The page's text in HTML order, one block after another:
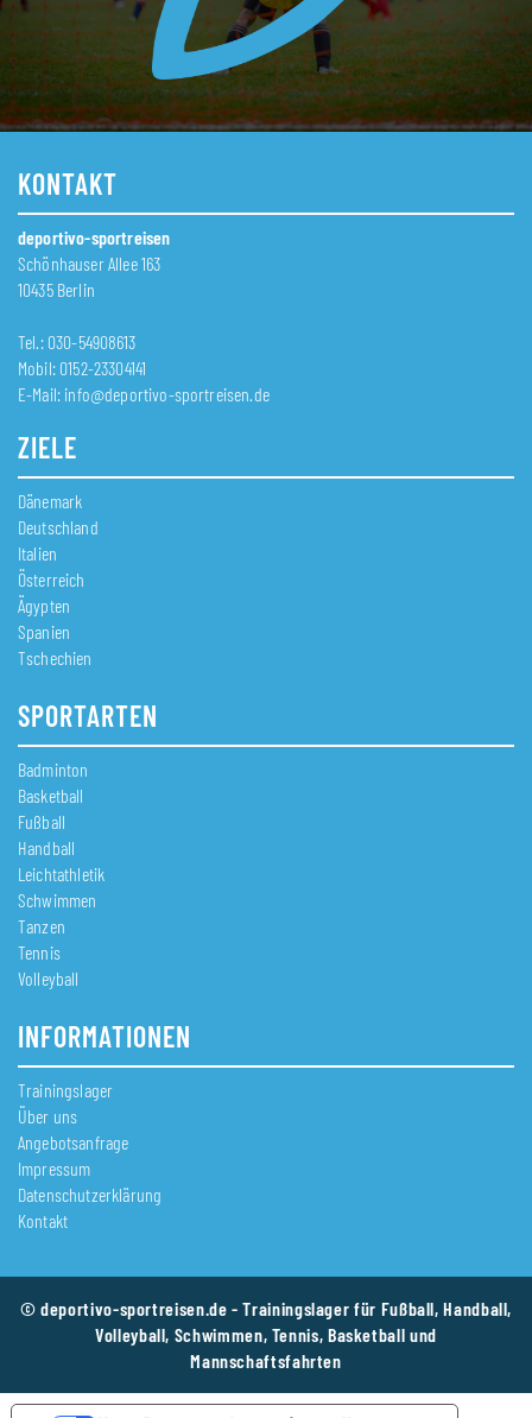
KONTAKT
deportivo-sportreisen
Schönhauser Allee 163
10435 Berlin
Tel.: 030-54908613
Mobil: 0152-23304141
E-Mail: info@deportivo-sportreisen.de
ZIELE
Dänemark
Deutschland
Italien
Österreich
Ägypten
Spanien
Tschechien
SPORTARTEN
Badminton
Basketball
Fußball
Handball
Leichtathletik
Schwimmen
Tanzen
Tennis
Volleyball
INFORMATIONEN
Trainingslager
Über uns
Angebotsanfrage
Impressum
Datenschutzerklärung
Kontakt
© deportivo-sportreisen.de - Trainingslager für Fußball, Handball,
Volleyball, Schwimmen, Tennis, Basketball und
Mannschaftsfahrten